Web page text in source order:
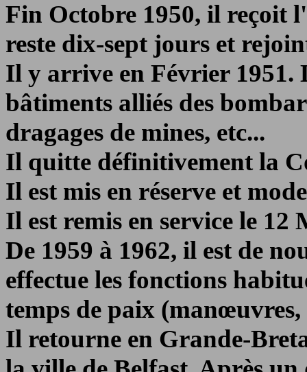
Fin Octobre 1950, il reçoit
reste dix-sept jours et
Il y arrive en Février 1951.
bâtiments alliés des
dragages de mines, etc...
Il quitte définitivement la
Il est mis en réserve et
Il est remis en service le 12
De 1959 à 1962, il est de
effectue les fonctions
temps de paix (manœuvres,
Il retourne en Grande-